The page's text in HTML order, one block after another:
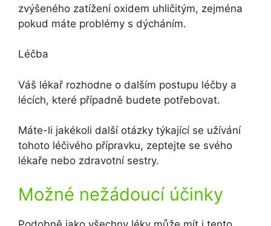
zvýšeného zatížení oxidem uhličitým, zejména
pokud máte problémy s dýcháním.
Léčba
Váš lékař rozhodne o dalším postupu léčby a
lécích, které případně budete potřebovat.
Máte-li jakékoli další otázky týkající se užívání
tohoto léčivého přípravku, zeptejte se svého
lékaře nebo zdravotní sestry.
Možné nežádoucí účinky